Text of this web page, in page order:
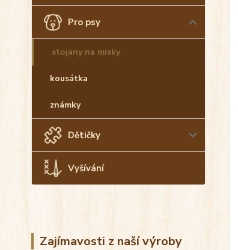
Pro psy
stojany na misky
kousátka
známky
Dětičky
Vyšívání
Zajímavosti z naší výroby